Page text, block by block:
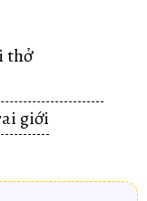
thở
giới